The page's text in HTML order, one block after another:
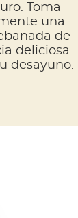
Toma
una
de
deliciosa.
desayuno.